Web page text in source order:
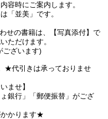
容時にご案内します。
「並美」です。
せの書籍は、【写真添付】で
ただけます。
ございます)
★代引きは承っておりませ
ませ】
銀行」「郵便振替」がござ
かります★